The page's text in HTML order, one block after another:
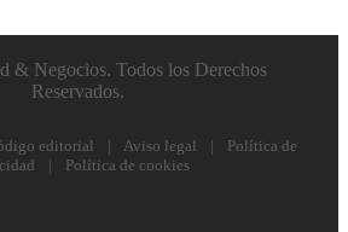
& Negocios. Todos los Derechos
Reservados.
editorial | Aviso legal |
Política de
| Política de cookies